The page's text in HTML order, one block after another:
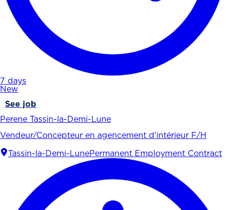
7 days
New
See job
Perene Tassin-la-Demi-Lune
Vendeur/Concepteur en agencement d’intérieur F/H
Tassin-la-Demi-LunePermanent Employment Contract